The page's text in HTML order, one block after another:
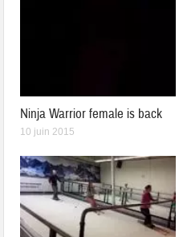
Ninja Warrior female is back
10 juin 2015